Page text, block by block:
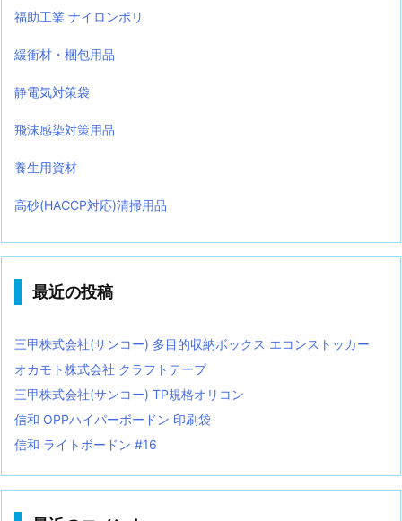
福助工業 ナイロンポリ
緩衝材・梱包用品
静電気対策袋
飛沫感染対策用品
養生用資材
高砂(HACCP対応)清掃用品
最近の投稿
三甲株式会社(サンコー) 多目的収納ボックス エコンストッカー
オカモト株式会社 クラフトテープ
三甲株式会社(サンコー) TP規格オリコン
信和 OPPハイパーボードン 印刷袋
信和 ライトボードン #16